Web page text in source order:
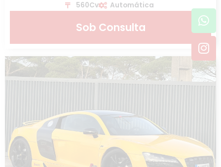
560Cv
Automática
Sob Consulta